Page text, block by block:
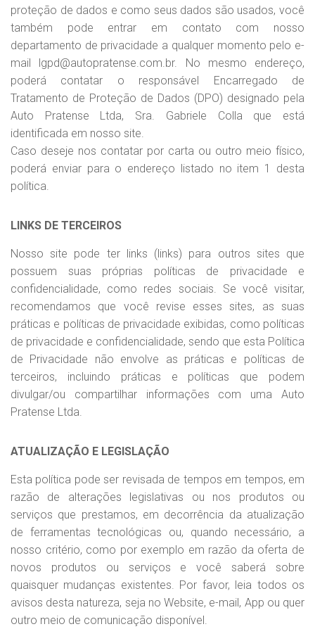
proteção de dados e como seus dados são usados, você
também pode entrar em contato com nosso
departamento de privacidade a qualquer momento pelo e-
mail lgpd@autopratense.com.br. No mesmo endereço,
poderá contatar o responsável Encarregado de
Tratamento de Proteção de Dados (DPO) designado pela
Auto Pratense Ltda, Sra. Gabriele Colla que está
identificada em nosso site.
Caso deseje nos contatar por carta ou outro meio físico,
poderá enviar para o endereço listado no item 1 desta
política.
LINKS DE TERCEIROS
Nosso site pode ter links (links) para outros sites que
possuem suas próprias políticas de privacidade e
confidencialidade, como redes sociais. Se você visitar,
recomendamos que você revise esses sites, as suas
práticas e políticas de privacidade exibidas, como políticas
de privacidade e confidencialidade, sendo que esta Política
de Privacidade não envolve as práticas e políticas de
terceiros, incluindo práticas e políticas que podem
divulgar/ou compartilhar informações com uma Auto
Pratense Ltda.
ATUALIZAÇÃO E LEGISLAÇÃO
Esta política pode ser revisada de tempos em tempos, em
razão de alterações legislativas ou nos produtos ou
serviços que prestamos, em decorrência da atualização
de ferramentas tecnológicas ou, quando necessário, a
nosso critério, como por exemplo em razão da oferta de
novos produtos ou serviços e você saberá sobre
quaisquer mudanças existentes. Por favor, leia todos os
avisos desta natureza, seja no Website, e-mail, App ou quer
outro meio de comunicação disponível.